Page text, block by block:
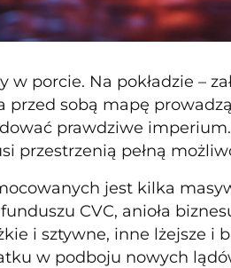
porcie. Na pokładzie –
przed sobą mapę
prawdziwe
przestrzenią pełną
jest kilka
CVC, anioła
i sztywne, inne lżejsze i
w podboju nowych